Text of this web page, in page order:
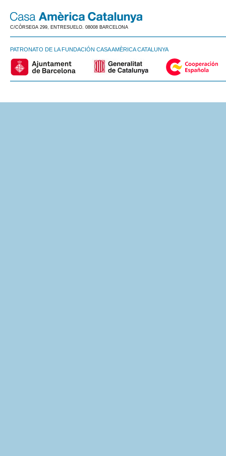
C/CÒRSEGA 299, ENTRESUELO. 08008 BARCELONA
PATRONATO DE LA FUNDACIÓN CASA AMÈRICA CATALUNYA